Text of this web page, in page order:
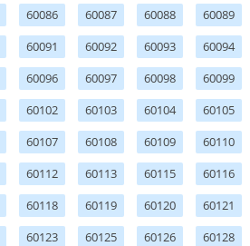
60086 60087 60088
60089
60091 60092 60093
60094
60096 60097 60098
60099
60102 60103 60104
60105
60107 60108 60109
60110
60112 60113 60115
60116
60118 60119 60120
60121
60123 60125 60126
60128